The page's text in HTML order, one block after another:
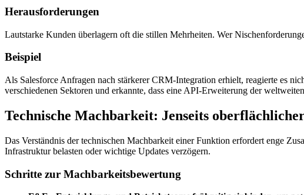
Herausforderungen
Lautstarke Kunden überlagern oft die stillen Mehrheiten. Wer
Beispiel
Als Salesforce Anfragen nach stärkerer CRM-Integration erhielt, reagierte es
verschiedenen Sektoren und erkannte, dass eine API-Erweiterung der
Technische Machbarkeit: Jenseits
Das Verständnis der technischen Machbarkeit einer Funktion erfordert enge
Infrastruktur belasten oder wichtige Updates verzögern.
Schritte zur Machbarkeitsbewertung